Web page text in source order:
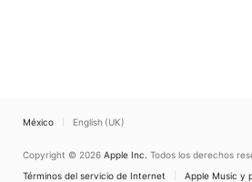
México English (UK)
Copyright © 2026 Apple Inc. Todos los derechos
Términos del servicio de Internet
Apple Music y